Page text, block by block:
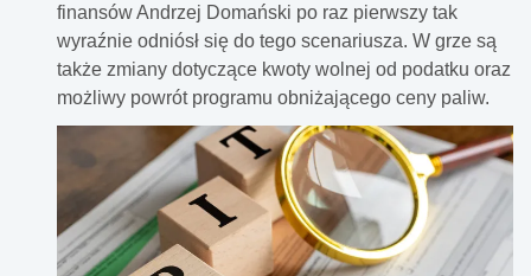
finansów Andrzej Domański po raz pierwszy tak
wyraźnie odniósł się do tego scenariusza. W grze są
także zmiany dotyczące kwoty wolnej od podatku oraz
możliwy powrót programu obniżającego ceny paliw.